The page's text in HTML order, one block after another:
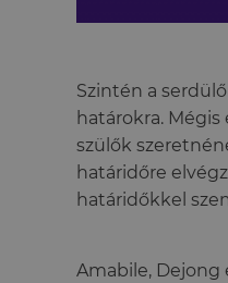
Szintén a
határokra.
szülők
határidőre
határidőkkel
Amabile,